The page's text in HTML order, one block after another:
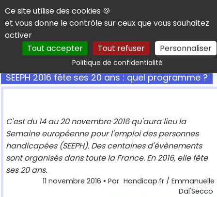
Panneau de gestion des cookies
Ce site utilise des cookies 🍪
et vous donne le contrôle sur ceux que vous souhaitez
activer
Tout accepter
Tout refuser Personnaliser
Politique de confidentialitéRechercher
SEEPH 2016 fête ses 20 ans : quel programme ?
C'est du 14 au 20 novembre 2016 qu'aura lieu la
Semaine européenne pour l'emploi des personnes
handicapées (SEEPH). Des centaines d'évènements
sont organisés dans toute la France. En 2016, elle fête
ses 20 ans.
11 novembre 2016 • Par Handicap.fr / Emmanuelle
Dal'Secco